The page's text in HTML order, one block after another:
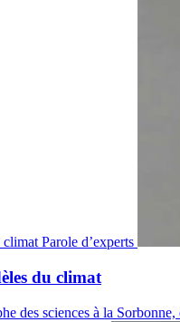
climat Parole d’experts
du climat
des sciences à la